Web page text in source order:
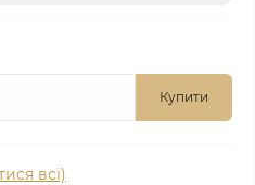
Купити
всі)